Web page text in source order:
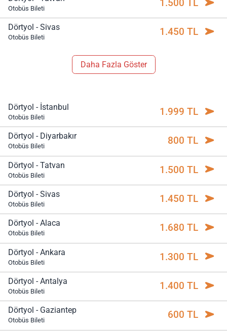
Otobüs Bileti 1.500 TL
Dörtyol - Sivas
Otobüs Bileti 1.450 TL
Daha Fazla Göster
Dörtyol - İstanbul
Otobüs Bileti 1.999 TL
Dörtyol - Diyarbakır
Otobüs Bileti 800 TL
Dörtyol - Tatvan
Otobüs Bileti 1.500 TL
Dörtyol - Sivas
Otobüs Bileti 1.450 TL
Dörtyol - Alaca
Otobüs Bileti 1.680 TL
Dörtyol - Ankara
Otobüs Bileti 1.300 TL
Dörtyol - Antalya
Otobüs Bileti 1.400 TL
Dörtyol - Gaziantep
Otobüs Bileti 600 TL